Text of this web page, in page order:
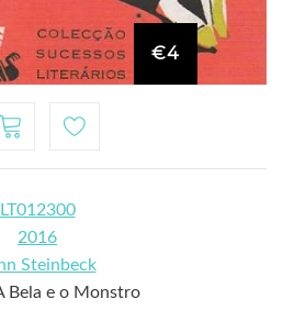
€4
LT012300
2016
Steinbeck
Bela e o Monstro